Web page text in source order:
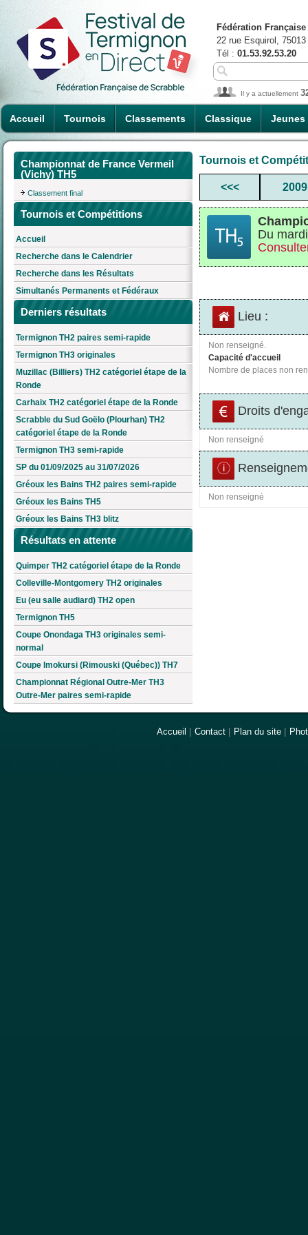
Accueil Tournois Classements Classique Jeunes
Fédération
22 rue Esquirol,
Tél : 01.53.92.53.20
Il y a actuellement
Championnat de France Vermeil
(Vichy) TH5
Classement final
Tournois et Compétitions
Accueil
Recherche dans le Calendrier
Recherche dans les Résultats
Simultanés Permanents et Fédéraux
Derniers résultats
Termignon TH2 paires semi-rapide
Termignon TH3 originales
Muzillac (Billiers) TH2 catégoriel étape de la
Ronde
Carhaix TH2 catégoriel étape de la Ronde
Scrabble du Sud Goëlo (Plourhan) TH2
catégoriel étape de la Ronde
Termignon TH3 semi-rapide
SP du 01/09/2025 au 31/07/2026
Gréoux les Bains TH2 paires semi-rapide
Gréoux les Bains TH5
Gréoux les Bains TH3 blitz
Résultats en attente
Quimper TH2 catégoriel étape de la Ronde
Colleville-Montgomery TH2 originales
Eu (eu salle audiard) TH2 open
Termignon TH5
Coupe Onondaga TH3 originales semi-
normal
Coupe Imokursi (Rimouski (Québec)) TH7
Championnat Régional Outre-Mer TH3
Outre-Mer paires semi-rapide
Tournois et
<<< 2009
Du
Lieu :
Non renseigné.
Capacité d'accueil
Nombre de places non
Droits
Non renseigné
Non renseigné
Accueil Contact Plan du site